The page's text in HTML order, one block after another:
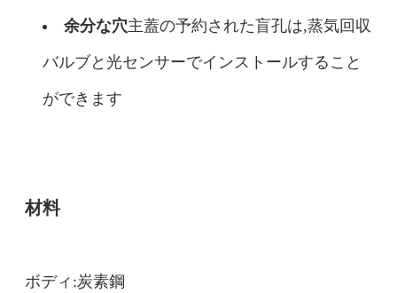
余分な穴主蓋の予約された盲孔は,蒸気回収
バルブと光センサーでインストールすること
ができます
材料
ボディ:炭素鋼